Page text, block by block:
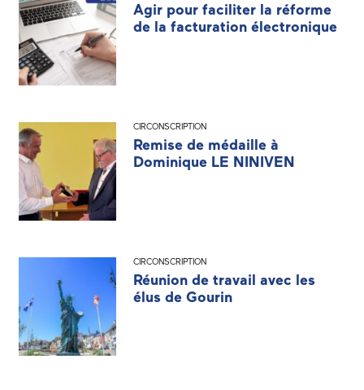
Agir pour faciliter la réforme
de la facturation électronique
CIRCONSCRIPTION
Remise de médaille à
Dominique LE NINIVEN
CIRCONSCRIPTION
Réunion de travail avec les
élus de Gourin